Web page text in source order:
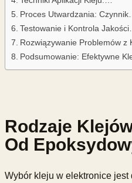
Proces Utwardzania: Czynnik…
Testowanie i Kontrola Jakości…
Rozwiązywanie Problemów z
Podsumowanie: Efektywne
Rodzaje
Od
Wybór kleju w elektronice